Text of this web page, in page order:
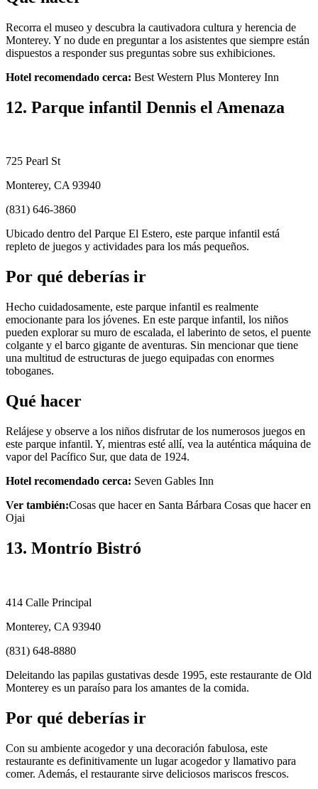
Recorra el museo y descubra la cautivadora cultura y herencia de
Monterey. Y no dude en preguntar a los asistentes que siempre están
dispuestos a responder sus preguntas sobre sus exhibiciones.
Hotel recomendado cerca: Best Western Plus Monterey Inn
12. Parque infantil Dennis el Amenaza
725 Pearl St
Monterey, CA 93940
(831) 646-3860
Ubicado dentro del Parque El Estero, este parque infantil está
repleto de juegos y actividades para los más pequeños.
Por qué deberías ir
Hecho cuidadosamente, este parque infantil es realmente
emocionante para los jóvenes. En este parque infantil, los niños
pueden explorar su muro de escalada, el laberinto de setos, el puente
colgante y el barco gigante de aventuras. Sin mencionar que tiene
una multitud de estructuras de juego equipadas con enormes
toboganes.
Qué hacer
Relájese y observe a los niños disfrutar de los numerosos juegos en
este parque infantil. Y, mientras esté allí, vea la auténtica máquina de
vapor del Pacífico Sur, que data de 1924.
Hotel recomendado cerca: Seven Gables Inn
Ver también:Cosas que hacer en Santa Bárbara Cosas que hacer en
Ojai
13. Montrío Bistró
414 Calle Principal
Monterey, CA 93940
(831) 648-8880
Deleitando las papilas gustativas desde 1995, este restaurante de Old
Monterey es un paraíso para los amantes de la comida.
Por qué deberías ir
Con su ambiente acogedor y una decoración fabulosa, este
restaurante es definitivamente un lugar acogedor y llamativo para
comer. Además, el restaurante sirve deliciosos mariscos frescos.